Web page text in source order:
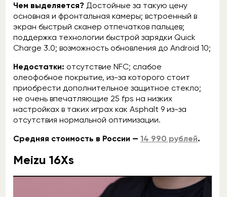
Чем выделяется? Достойные за такую цену
основная и фронтальная камеры; встроенный в
экран быстрый сканер отпечатков пальцев;
поддержка технологии быстрой зарядки Quick
Charge 3.0; возможность обновления до Android 10;
Недостатки: отсутствие NFC; слабое
олеофобное покрытие, из-за которого стоит
приобрести дополнительное защитное стекло;
не очень впечатляющие 25 fps на низких
настройках в таких играх как Asphalt 9 из-за
отсутствия нормальной оптимизации.
Средняя стоимость в России — 14 990 рублей.
Meizu 16Xs